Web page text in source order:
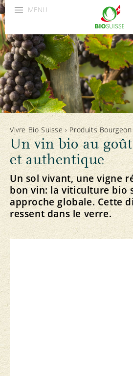
MENU
Vivre Bio Suisse › Produits Bourgeon
Un vin bio au
et authentique
Un sol vivant, une vigne
bon vin: la viticulture bio
approche globale. Cette
ressent dans le verre.